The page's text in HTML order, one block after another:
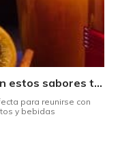
¡Celebre las Fiestas de Quito con estos sabores típicos!
para reunirse con
y bebidas